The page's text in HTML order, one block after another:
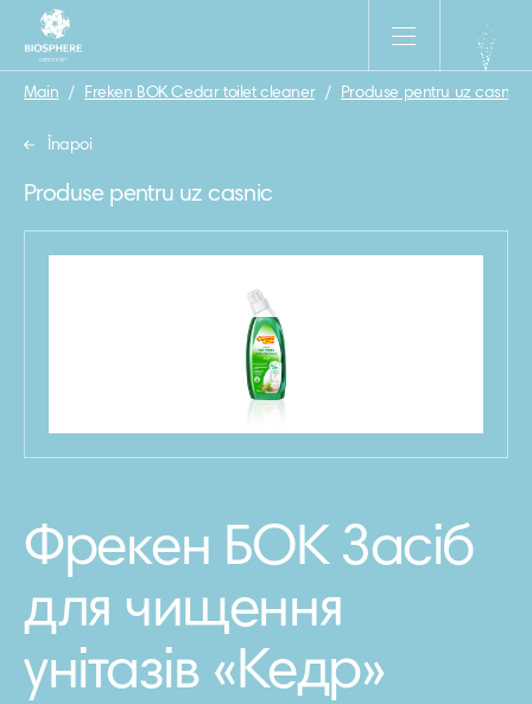
Main / Freken BOK Cedar toilet cleaner / Produse pentru uz casnic
Înapoi
Produse pentru uz casnic
Фрекен БОК Засіб
для чищення
унітазів «Кедр»